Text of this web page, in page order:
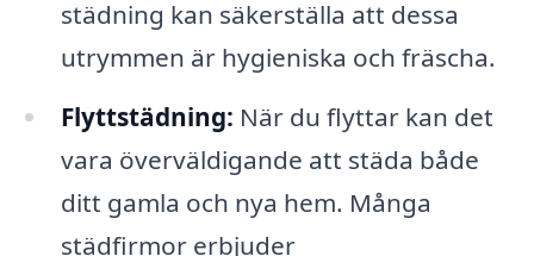
städning kan säkerställa att dessa
utrymmen är hygieniska och fräscha.
Flyttstädning: När du flyttar kan det
vara överväldigande att städa både
ditt gamla och nya hem. Många
städfirmor erbjuder